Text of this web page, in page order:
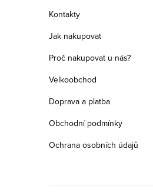
Kontakty
Jak nakupovat
Proč nakupovat u nás?
Velkoobchod
Doprava a platba
Obchodní podmínky
Ochrana osobních údajů